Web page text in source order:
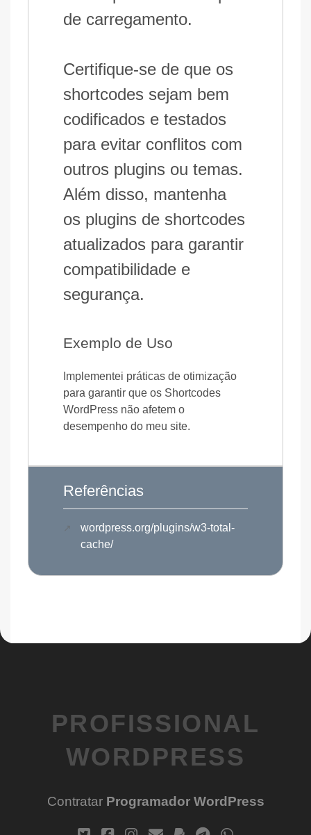
de carregamento.
Certifique-se de que os
shortcodes sejam bem
codificados e testados
para evitar conflitos com
outros plugins ou temas.
Além disso, mantenha
os plugins de shortcodes
atualizados para garantir
compatibilidade e
segurança.
Exemplo de Uso
Implementei práticas de otimização
para garantir que os Shortcodes
WordPress não afetem o
desempenho do meu site.
Referências
wordpress.org/plugins/w3-total-
cache/
PROFISSIONAL
WORDPRESS
Contratar Programador WordPress